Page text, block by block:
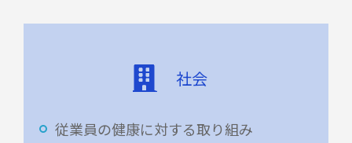
社会
従業員の健康に対する取り組み